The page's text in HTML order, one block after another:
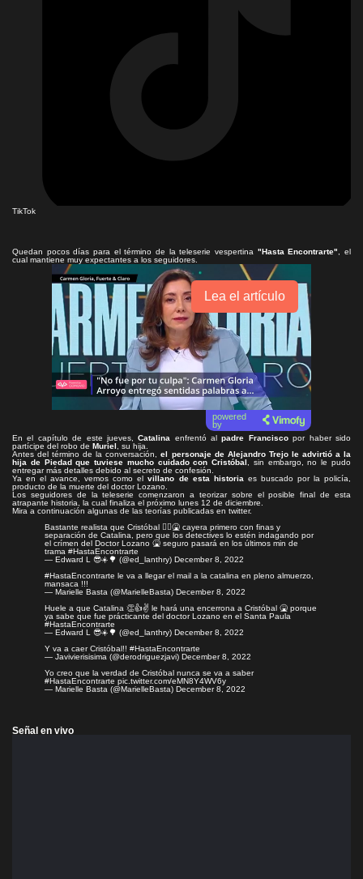
TikTok
Quedan pocos días para el término de la teleserie vespertina "Hasta Encontrarte"
, el
cual mantiene muy expectantes a los seguidores.
Lea el artículo
powered
by
En el capítulo de este jueves,Catalina enfrentó alpadre Franciscopor haber sido
partícipe del robo de Muriel , su hija.
Antes del término de la conversación,el personaje de Alejandro Trejo le advirtió a la
hija de Piedad que tuviese mucho cuidado con Cristóbal
, sin embargo, no le pudo
entregar más detalles debido al secreto de confesión.
Ya en el avance, vemos como elvillano de esta historia es buscado por la policía,
producto de la muerte del doctor Lozano.
Los seguidores de la teleserie comenzaron a teorizar sobre el posible final de esta
atrapante historia, la cual finaliza el próximo lunes 12 de diciembre
Mira a continuación algunas de las teorías publicadas en twitter.
Bastante realista que Cristóbal 🤦‍♂️🤮 cayera primero con finas y
separación de Catalina, pero que los detectives lo estén indagando por
el crímen del Doctor Lozano 🤮 seguro pasará en los últimos min de
trama #HastaEncontrarte
— Edward L 😎☀️🌳 (@ed_lanthry) December 8, 2022
#HastaEncontrarte le va a llegar el mail a la catalina en pleno almuerzo,
mansaca !!!
— Marielle Basta (@MarielleBasta) December 8, 2022
Huele a que Catalina 👏👍✌️ le hará una encerrona a Cristóbal 🤮 porque
ya sabe que fue prácticante del doctor Lozano en el Santa Paula
#HastaEncontrarte
— Edward L 😎☀️🌳 (@ed_lanthry) December 8, 2022
Y va a caer Cristóbal!! #HastaEncontrarte
— Javivierisisima (@derodriguezjavi) December 8, 2022
Yo creo que la verdad de Cristóbal nunca se va a saber
#HastaEncontrarte pic.twitter.com/eMN8Y4WV6y
— Marielle Basta (@MarielleBasta) December 8, 2022
Señal en vivo